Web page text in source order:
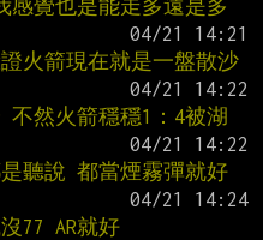
感覺也是能走多遠是多
火箭現在就是一盤散沙
然火箭穩穩1：4被湖
聽說 都當煙霧彈就好
77 AR就好